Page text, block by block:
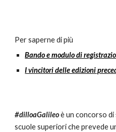
Per saperne di più
Bando e modulo di
I vincitori delle edizioni
#dilloaGalileo è un concorso
scuole superiori che prevede